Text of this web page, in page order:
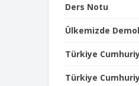
Ders Notu
Ülkemizde
Türkiye
Türkiye